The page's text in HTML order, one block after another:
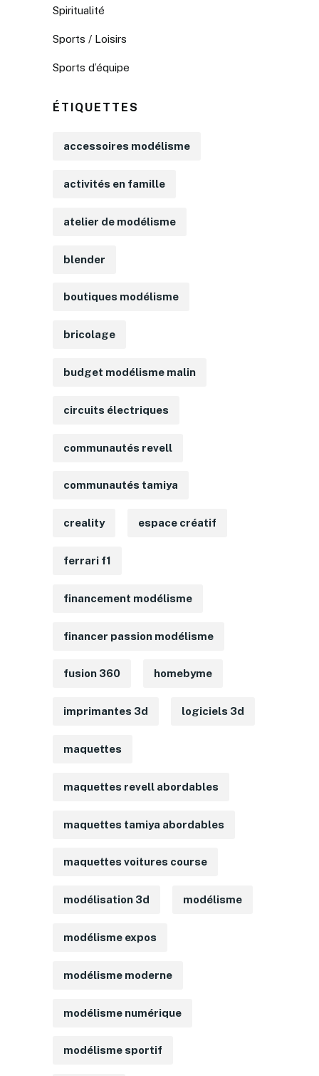
Spiritualité
Sports / Loisirs
Sports d’équipe
ÉTIQUETTES
accessoires modélisme
activités en famille
atelier de modélisme
blender
boutiques modélisme
bricolage
budget modélisme malin
circuits électriques
communautés revell
communautés tamiya
creality espace créatif
ferrari f1
financement modélisme
financer passion modélisme
fusion 360 homebyme
imprimantes 3d logiciels 3d
maquettes
maquettes revell abordables
maquettes tamiya abordables
maquettes voitures course
modélisation 3d modélisme
modélisme expos
modélisme moderne
modélisme numérique
modélisme sportif